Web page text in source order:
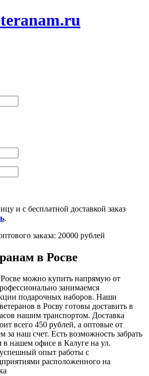
с бесплатной доставкой заказ
.
заказа: 20000 рублей
в Росве
можно купить напрямую от
занимаемся
подарочных наборов. Наши
в Росву готовы доставить в
нашим транспортом. Доставка
всего 450 рублей, а оптовые от
за наш счет. Есть возможность забрать
в нашем офисе в Калуге на ул.
опыт работы с
расположенного на